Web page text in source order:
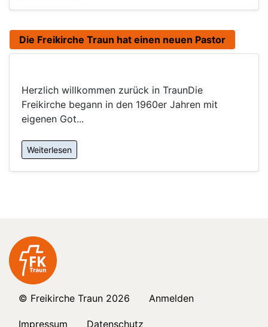
Die Freikirche Traun hat einen neuen Pastor
Herzlich willkommen zurück in TraunDie
Freikirche begann in den 1960er Jahren mit
eigenen Got...
Weiterlesen
© Freikirche Traun 2026 Anmelden
Impressum Datenschutz